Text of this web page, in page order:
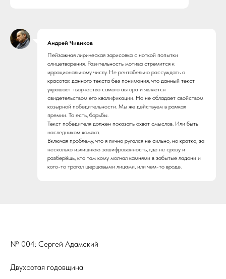
Андрей Чивиков
Пейзажная лирическая зарисовка с ноткой попытки
олицетворения. Разительность мотива стремится к
иррациональному числу. Не рентабельно рассуждать о
красотах данного текста без понимания, что данный текст
украшает творчество самого автора и является
свидетельством его квалификации. Но не обладает свойством
козырной победительности. Мы же действуем в рамках
премии. То есть, борьбы.
Текст победителя должен показать охват смыслов. Или быть
наследником хомяка.
Включая проблему, что я лично ругался не сильно, но кратко, за
несколько излишнюю зашифрованность, где не сразу и
разберёшь, кто там кому молчал камнями в забытые ладони и
кого-то трогал шершавыми лицами, или чем-то вроде.
№ 004: Сергей Адамский
Двухсотая годовщина